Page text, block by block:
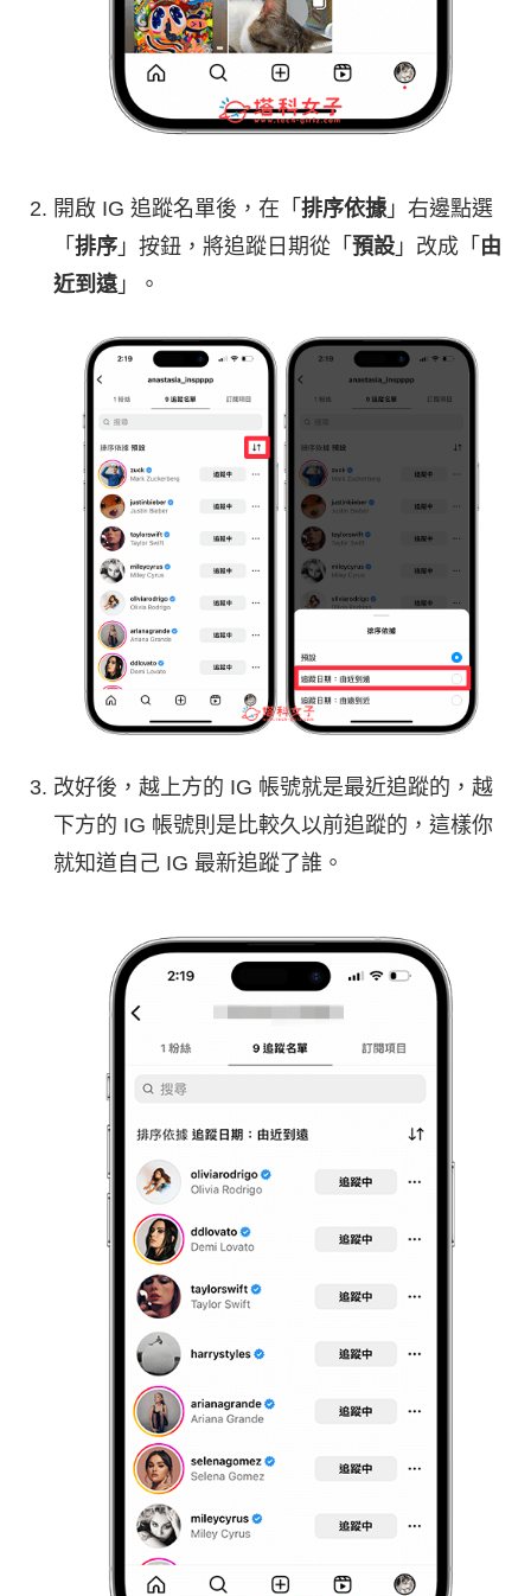
開啟 IG 追蹤名單後，在「 排序依據 」右邊點選
「 排序 」按鈕，將追蹤日期從「 預設」改成「 由
近到遠」。
改好後，越上方的 IG 帳號就是最近追蹤的，越
下方的 IG 帳號則是比較久以前追蹤的，這樣你
就知道自己 IG 最新追蹤了誰。